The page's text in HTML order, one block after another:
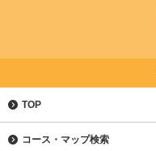
TOP
コース・マップ検索